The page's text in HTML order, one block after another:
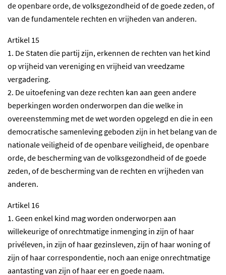
de openbare orde, de volksgezondheid of de goede zeden, of
van de fundamentele rechten en vrijheden van anderen.
Artikel 15
1. De Staten die partij zijn, erkennen de rechten van het kind
op vrijheid van vereniging en vrijheid van vreedzame
vergadering.
2. De uitoefening van deze rechten kan aan geen andere
beperkingen worden onderworpen dan die welke in
overeenstemming met de wet worden opgelegd en die in een
democratische samenleving geboden zijn in het belang van de
nationale veiligheid of de openbare veiligheid, de openbare
orde, de bescherming van de volksgezondheid of de goede
zeden, of de bescherming van de rechten en vrijheden van
anderen.
Artikel 16
1. Geen enkel kind mag worden onderworpen aan
willekeurige of onrechtmatige inmenging in zijn of haar
privéleven, in zijn of haar gezinsleven, zijn of haar woning of
zijn of haar correspondentie, noch aan enige onrechtmatige
aantasting van zijn of haar eer en goede naam.